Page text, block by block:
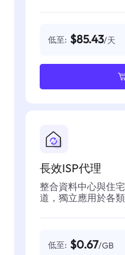
低至: $85.43/天
長效ISP代理
整合資料中心與住
道，獨立應用於各類
低至: $0.67/GB